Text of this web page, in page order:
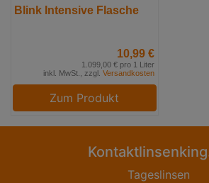
Blink Intensive Flasche
10,99 €
1.099,00 € pro 1 Liter
inkl. MwSt., zzgl. Versandkosten
Zum Produkt
Tageslinsen